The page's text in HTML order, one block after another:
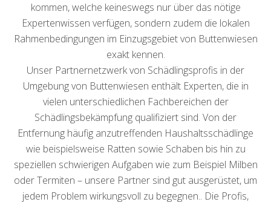
kommen, welche keineswegs nur über das nötige
Expertenwissen verfügen, sondern zudem die lokalen
Rahmenbedingungen im Einzugsgebiet von Buttenwiesen
exakt kennen.
Unser Partnernetzwerk von Schädlingsprofis in der
Umgebung von Buttenwiesen enthält Experten, die in
vielen unterschiedlichen Fachbereichen der
Schädlingsbekämpfung qualifiziert sind. Von der
Entfernung häufig anzutreffenden Haushaltsschädlinge
wie beispielsweise Ratten sowie Schaben bis hin zu
speziellen schwierigen Aufgaben wie zum Beispiel Milben
oder Termiten – unsere Partner sind gut ausgerüstet, um
jedem Problem wirkungsvoll zu begegnen.. Die Profis,